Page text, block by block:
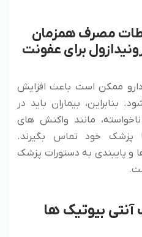
مصرف همزمان
برای عفونت
ممکن است باعث افزایش
بنابراین، بیماران باید در
مانند واکنش های
پزشک خود تماس بگیرند.
و پایبندی به دستورات پزشک
بیوتیک ها